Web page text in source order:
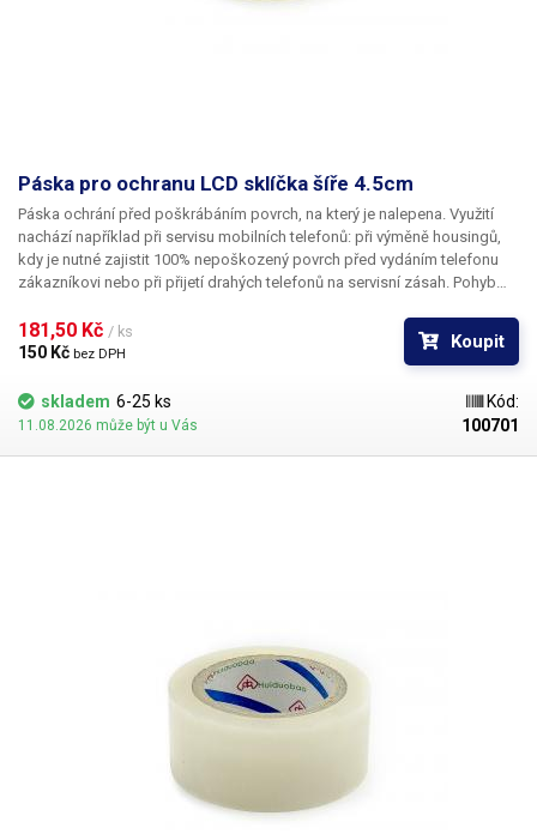
Páska pro ochranu LCD sklíčka šíře 4.5cm
Páska ochrání před poškrábáním povrch, na který je nalepena. Využití
nachází například při servisu mobilních telefonů: při výměně housingů,
kdy je nutné zajistit 100% nepoškozený povrch před vydáním telefonu
zákazníkovi nebo při přijetí drahých telefonů na servisní zásah. Pohyb
181,50 Kč / ks
150 Kč bez DPH
Koupit
skladem 6-25 ks
11.08.2026 může být u Vás
Kód:
100701